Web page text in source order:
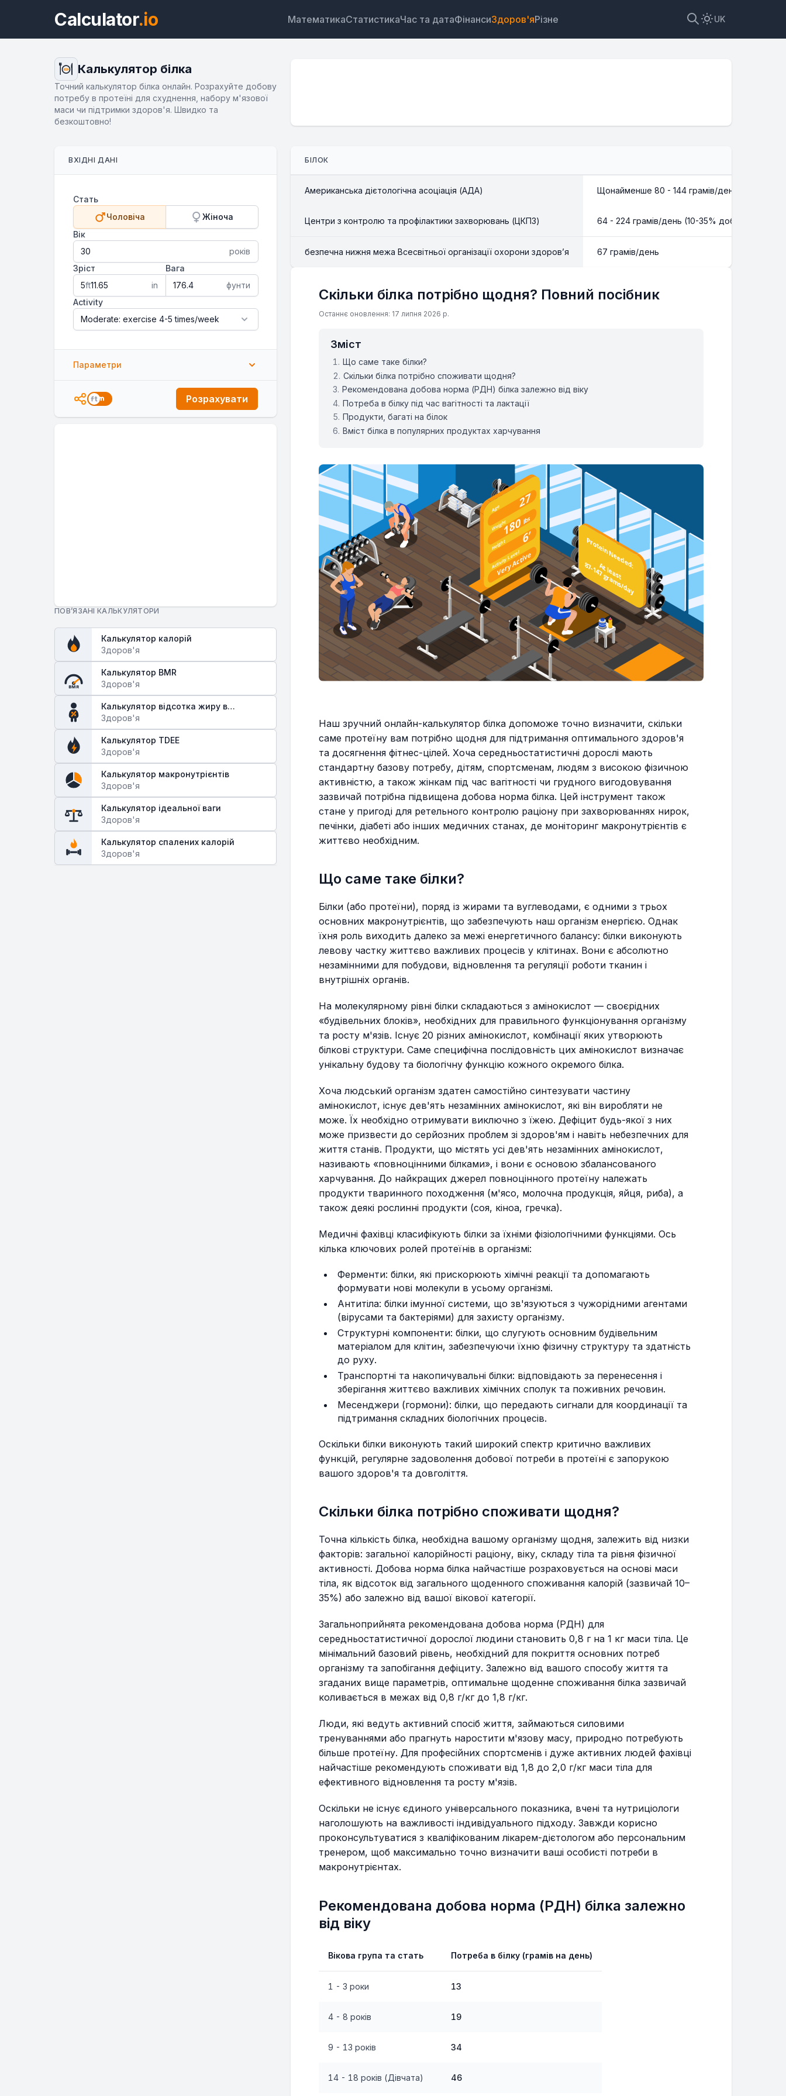
Calculator.io МатематикаСтатистикаЧас та датаФінансиЗдоров'яРізне UK
Калькулятор білка
Точний калькулятор білка онлайн. Розрахуйте добову
потребу в протеїні для схуднення, набору м'язової
маси чи підтримки здоров'я. Швидко та
безкоштовно!
ВХІДНІ ДАНІ
Стать
Чоловіча
Жіноча
Вік
років
Зріст
ft
in
Вага
фунти
Activity
Параметри
Розрахувати
ПОВ’ЯЗАНІ КАЛЬКУЛЯТОРИ
Калькулятор калорій
Здоров'я
BMR
Калькулятор BMR
Здоров'я
Калькулятор відсотка жиру в
організмі
Здоров'я
Калькулятор TDEE
Здоров'я
Калькулятор макронутрієнтів
Здоров'я
Калькулятор ідеальної ваги
Здоров'я
Калькулятор спалених калорій
Здоров'я
БІЛОК
Американська дієтологічна асоціація (АДА) Щонайменше 80 - 144 грамів/день
Центри з контролю та профілактики захворювань (ЦКПЗ) 64 - 224 грамів/день (10-35% добового
безпечна нижня межа Всесвітньої організації охорони здоров’я 67 грамів/день
Скільки білка потрібно щодня? Повний посібник
Останнє оновлення: 17 липня 2026 р.
Зміст
Що саме таке білки?
Скільки білка потрібно споживати щодня?
Рекомендована добова норма (РДН) білка залежно від віку
Потреба в білку під час вагітності та лактації
Продукти, багаті на білок
Вміст білка в популярних продуктах харчування
Наш зручний онлайн-калькулятор білка допоможе точно визначити, скільки
саме протеїну вам потрібно щодня для підтримання оптимального здоров'я
та досягнення фітнес-цілей. Хоча середньостатистичні дорослі мають
стандартну базову потребу, дітям, спортсменам, людям з високою фізичною
активністю, а також жінкам під час вагітності чи грудного вигодовування
зазвичай потрібна підвищена добова норма білка. Цей інструмент також
стане у пригоді для ретельного контролю раціону при захворюваннях нирок,
печінки, діабеті або інших медичних станах, де моніторинг макронутрієнтів є
життєво необхідним.
Що саме таке білки?
Білки (або протеїни), поряд із жирами та вуглеводами, є одними з трьох
основних макронутрієнтів, що забезпечують наш організм енергією. Однак
їхня роль виходить далеко за межі енергетичного балансу: білки виконують
левову частку життєво важливих процесів у клітинах. Вони є абсолютно
незамінними для побудови, відновлення та регуляції роботи тканин і
внутрішніх органів.
На молекулярному рівні білки складаються з амінокислот — своєрідних
«будівельних блоків», необхідних для правильного функціонування організму
та росту м'язів. Існує 20 різних амінокислот, комбінації яких утворюють
білкові структури. Саме специфічна послідовність цих амінокислот визначає
унікальну будову та біологічну функцію кожного окремого білка.
Хоча людський організм здатен самостійно синтезувати частину
амінокислот, існує дев'ять незамінних амінокислот, які він виробляти не
може. Їх необхідно отримувати виключно з їжею. Дефіцит будь-якої з них
може призвести до серйозних проблем зі здоров'ям і навіть небезпечних для
життя станів. Продукти, що містять усі дев'ять незамінних амінокислот,
називають «повноцінними білками», і вони є основою збалансованого
харчування. До найкращих джерел повноцінного протеїну належать
продукти тваринного походження (м'ясо, молочна продукція, яйця, риба), а
також деякі рослинні продукти (соя, кіноа, гречка).
Медичні фахівці класифікують білки за їхніми фізіологічними функціями. Ось
кілька ключових ролей протеїнів в організмі:
Ферменти: білки, які прискорюють хімічні реакції та допомагають
формувати нові молекули в усьому організмі.
Антитіла: білки імунної системи, що зв'язуються з чужорідними агентами
(вірусами та бактеріями) для захисту організму.
Структурні компоненти: білки, що слугують основним будівельним
матеріалом для клітин, забезпечуючи їхню фізичну структуру та здатність
до руху.
Транспортні та накопичувальні білки: відповідають за перенесення і
зберігання життєво важливих хімічних сполук та поживних речовин.
Месенджери (гормони): білки, що передають сигнали для координації та
підтримання складних біологічних процесів.
Оскільки білки виконують такий широкий спектр критично важливих
функцій, регулярне задоволення добової потреби в протеїні є запорукою
вашого здоров'я та довголіття.
Скільки білка потрібно споживати щодня?
Точна кількість білка, необхідна вашому організму щодня, залежить від низки
факторів: загальної калорійності раціону, віку, складу тіла та рівня фізичної
активності. Добова норма білка найчастіше розраховується на основі маси
тіла, як відсоток від загального щоденного споживання калорій (зазвичай 10–
35%) або залежно від вашої вікової категорії.
Загальноприйнята рекомендована добова норма (РДН) для
середньостатистичної дорослої людини становить 0,8 г на 1 кг маси тіла. Це
мінімальний базовий рівень, необхідний для покриття основних потреб
організму та запобігання дефіциту. Залежно від вашого способу життя та
згаданих вище параметрів, оптимальне щоденне споживання білка зазвичай
коливається в межах від 0,8 г/кг до 1,8 г/кг.
Люди, які ведуть активний спосіб життя, займаються силовими
тренуваннями або прагнуть наростити м'язову масу, природно потребують
більше протеїну. Для професійних спортсменів і дуже активних людей фахівці
найчастіше рекомендують споживати від 1,8 до 2,0 г/кг маси тіла для
ефективного відновлення та росту м'язів.
Оскільки не існує єдиного універсального показника, вчені та нутриціологи
наголошують на важливості індивідуального підходу. Завжди корисно
проконсультуватися з кваліфікованим лікарем-дієтологом або персональним
тренером, щоб максимально точно визначити ваші особисті потреби в
макронутрієнтах.
Рекомендована добова норма (РДН) білка залежно
від віку
Вікова група та стать Потреба в білку (грамів на день)
1 - 3 роки 13
4 - 8 років 19
9 - 13 років 34
14 - 18 років (Дівчата) 46